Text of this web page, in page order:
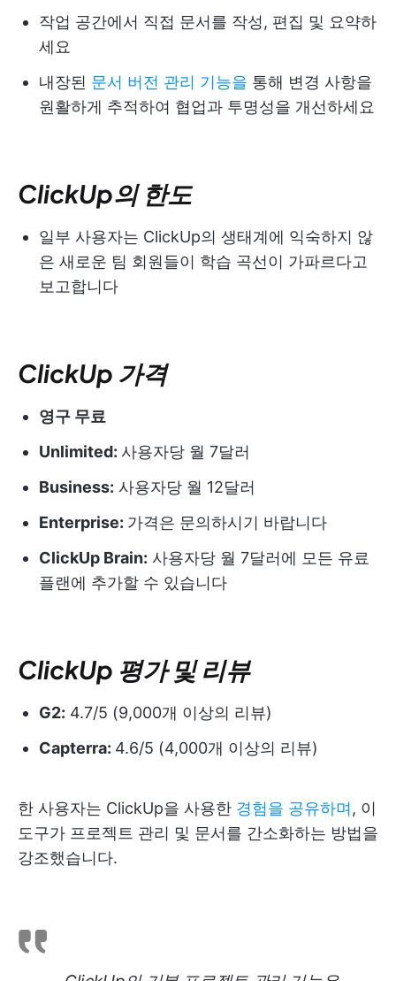
작업 공간에서 직접 문서를 작성, 편집 및 요약하
세요
내장된 문서 버전 관리 기능을 통해 변경 사항을
원활하게 추적하여 협업과 투명성을 개선하세요
ClickUp의 한도
일부 사용자는 ClickUp의 생태계에 익숙하지 않
은 새로운 팀 회원들이 학습 곡선이 가파르다고
보고합니다
ClickUp 가격
영구 무료
Unlimited: 사용자당 월 7달러
Business: 사용자당 월 12달러
Enterprise: 가격은 문의하시기 바랍니다
ClickUp Brain: 사용자당 월 7달러에 모든 유료
플랜에 추가할 수 있습니다
ClickUp 평가 및 리뷰
G2: 4.7/5 (9,000개 이상의 리뷰)
Capterra: 4.6/5 (4,000개 이상의 리뷰)
한 사용자는 ClickUp을 사용한 경험을 공유하며 , 이
도구가 프로젝트 관리 및 문서를 간소화하는 방법을
강조했습니다.